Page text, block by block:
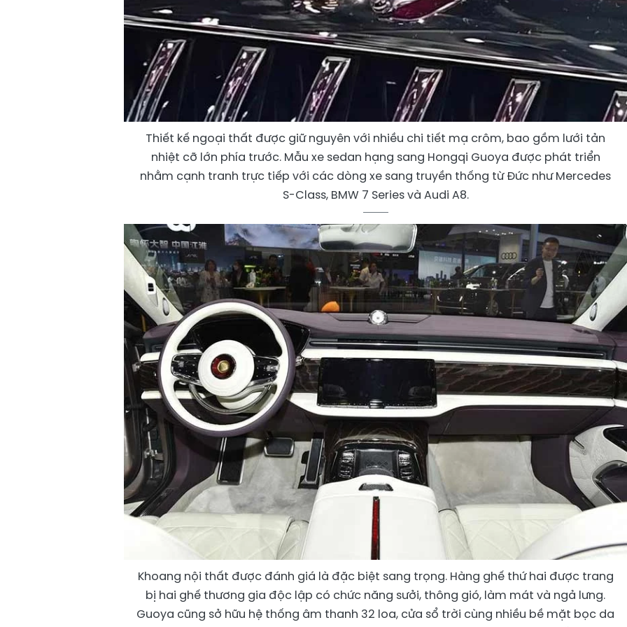
Thiết kế ngoại thất được giữ nguyên với nhiều chi tiết mạ crôm, bao gồm lưới tản
nhiệt cỡ lớn phía trước. Mẫu xe sedan hạng sang Hongqi Guoya được phát triển
nhằm cạnh tranh trực tiếp với các dòng xe sang truyền thống từ Đức như Mercedes
S-Class, BMW 7 Series và Audi A8.
Khoang nội thất được đánh giá là đặc biệt sang trọng. Hàng ghế thứ hai được trang
bị hai ghế thương gia độc lập có chức năng sưởi, thông gió, làm mát và ngả lưng.
Guoya cũng sở hữu hệ thống âm thanh 32 loa, cửa sổ trời cùng nhiều bề mặt bọc da